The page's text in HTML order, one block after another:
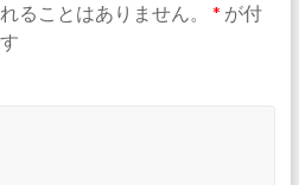
ることはありません。 * が付